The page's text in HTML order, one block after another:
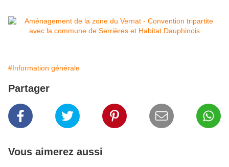
#Information générale
Partager
Vous aimerez aussi